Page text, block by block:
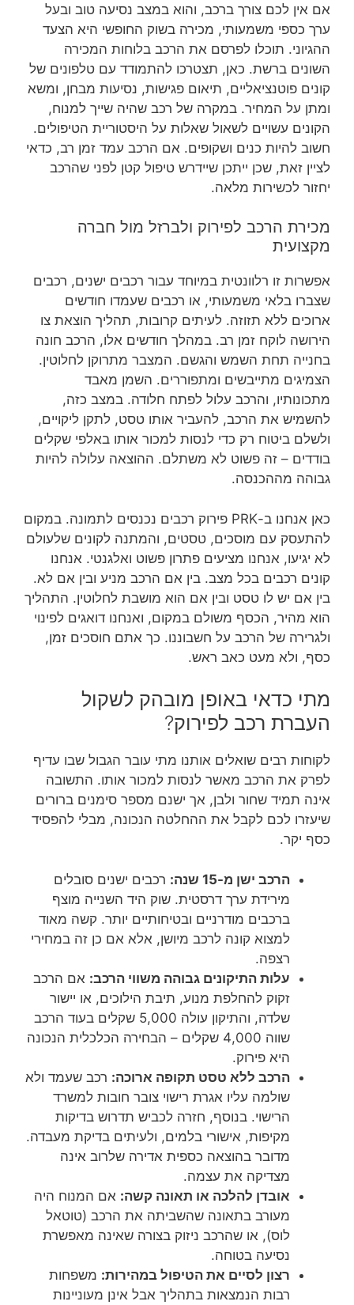
אם אין לכם צורך ברכב, והוא במצב נסיעה טוב ובעל
ערך כספי משמעותי, מכירה בשוק החופשי היא הצעד
ההגיוני. תוכלו לפרסם את הרכב בלוחות המכירה
השונים ברשת. כאן, תצטרכו להתמודד עם טלפונים של
קונים פוטנציאליים, תיאום פגישות, נסיעות מבחן, ומשא
ומתן על המחיר. במקרה של רכב שהיה שייך למנוח,
הקונים עשויים לשאול שאלות על היסטוריית הטיפולים.
חשוב להיות כנים ושקופים. אם הרכב עמד זמן רב, כדאי
לציין זאת, שכן ייתכן שיידרש טיפול קטן לפני שהרכב
יחזור לכשירות מלאה.
מכירת הרכב לפירוק ולברזל מול חברה
מקצועית
אפשרות זו רלוונטית במיוחד עבור רכבים ישנים, רכבים
שצברו בלאי משמעותי, או רכבים שעמדו חודשים
ארוכים ללא תזוזה. לעיתים קרובות, תהליך הוצאת צו
הירושה לוקח זמן רב. במהלך חודשים אלו, הרכב חונה
בחנייה תחת השמש והגשם. המצבר מתרוקן לחלוטין.
הצמיגים מתייבשים ומתפוררים. השמן מאבד
מתכונותיו, והרכב עלול לפתח חלודה. במצב כזה,
להשמיש את הרכב, להעביר אותו טסט, לתקן ליקויים,
ולשלם ביטוח רק כדי לנסות למכור אותו באלפי שקלים
בודדים – זה פשוט לא משתלם. ההוצאה עלולה להיות
גבוהה מההכנסה.
כאן אנחנו ב-PRK פירוק רכבים נכנסים לתמונה. במקום
להתעסק עם מוסכים, טסטים, והמתנה לקונים שלעולם
לא יגיעו, אנחנו מציעים פתרון פשוט ואלגנטי. אנחנו
קונים רכבים בכל מצב. בין אם הרכב מניע ובין אם לא.
בין אם יש לו טסט ובין אם הוא מושבת לחלוטין. התהליך
הוא מהיר, הכסף משולם במקום, ואנחנו דואגים לפינוי
ולגרירה של הרכב על חשבוננו. כך אתם חוסכים זמן,
כסף, ולא מעט כאב ראש.
מתי כדאי באופן מובהק לשקול
העברת רכב לפירוק?
לקוחות רבים שואלים אותנו מתי עובר הגבול שבו עדיף
לפרק את הרכב מאשר לנסות למכור אותו. התשובה
אינה תמיד שחור ולבן, אך ישנם מספר סימנים ברורים
שיעזרו לכם לקבל את ההחלטה הנכונה, מבלי להפסיד
כסף יקר.
הרכב ישן מ-15 שנה:
רכבים ישנים סובלים
מירידת ערך דרסטית. שוק היד השנייה מוצף
ברכבים מודרניים ובטיחותיים יותר. קשה מאוד
למצוא קונה לרכב מיושן, אלא אם כן זה במחירי
רצפה.
עלות התיקונים גבוהה משווי הרכב: אם הרכב
זקוק להחלפת מנוע, תיבת הילוכים, או יישור
שלדה, והתיקון עולה 5,000 שקלים בעוד הרכב
שווה 4,000 שקלים – הבחירה הכלכלית הנכונה
היא פירוק.
הרכב ללא טסט תקופה ארוכה: רכב שעמד ולא
שולמה עליו אגרת רישוי צובר חובות למשרד
הרישוי. בנוסף, חזרה לכביש תדרוש בדיקות
מקיפות, אישורי בלמים, ולעיתים בדיקת מעבדה.
מדובר בהוצאה כספית אדירה שלרוב אינה
מצדיקה את עצמה.
אובדן להלכה או תאונה קשה: אם המנוח היה
מעורב בתאונה שהשביתה את הרכב (טוטאל
לוס), או שהרכב ניזוק בצורה שאינה מאפשרת
נסיעה בטוחה.
רצון לסיים את הטיפול במהירות: משפחות
רבות הנמצאות בתהליך אבל אינן מעוניינות